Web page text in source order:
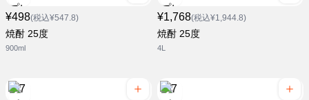
¥498(税込¥547.8)
焼酎 25度
900ml
¥1,768(税込¥1,944.8)
焼酎 25度
4L